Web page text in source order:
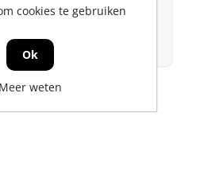
Dozon LC
tonen
cookies te gebruiken
Ok
Meer weten